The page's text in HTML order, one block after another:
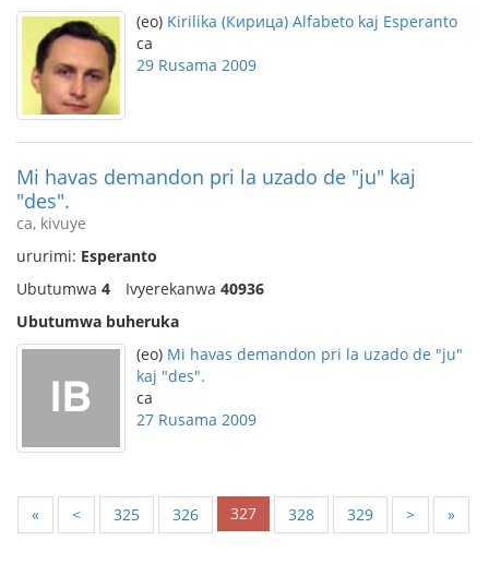
(eo) Kirilika (Кирица) Alfabeto kaj Esperanto
ca
29 Rusama 2009
Mi havas demandon pri la uzado de "ju" kaj
"des".
ca, kivuye
ururimi: Esperanto
Ubutumwa 4 Ivyerekanwa 40936
Ubutumwa buheruka
(eo) Mi havas demandon pri la uzado de "ju"
kaj "des".
ca
27 Rusama 2009
« < 325 326 327 328 329 > »